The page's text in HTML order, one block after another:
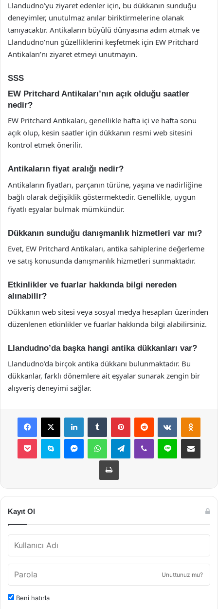
Llandudno’yu ziyaret edenler için, bu dükkanın sunduğu
deneyimler, unutulmaz anılar biriktirmelerine olanak
tanıyacaktır. Antikaların büyülü dünyasına adım atmak ve
Llandudno’nun güzelliklerini keşfetmek için EW Pritchard
Antikaları’nı ziyaret etmeyi unutmayın.
SSS
EW Pritchard Antikaları’nın açık olduğu saatler
nedir?
EW Pritchard Antikaları, genellikle hafta içi ve hafta sonu
açık olup, kesin saatler için dükkanın resmi web sitesini
kontrol etmek önerilir.
Antikaların fiyat aralığı nedir?
Antikaların fiyatları, parçanın türüne, yaşına ve nadirliğine
bağlı olarak değişiklik göstermektedir. Genellikle, uygun
fiyatlı eşyalar bulmak mümkündür.
Dükkanın sunduğu danışmanlık hizmetleri var mı?
Evet, EW Pritchard Antikaları, antika sahiplerine değerleme
ve satış konusunda danışmanlık hizmetleri sunmaktadır.
Etkinlikler ve fuarlar hakkında bilgi nereden
alınabilir?
Dükkanın web sitesi veya sosyal medya hesapları üzerinden
düzenlenen etkinlikler ve fuarlar hakkında bilgi alabilirsiniz.
Llandudno’da başka hangi antika dükkanları var?
Llandudno’da birçok antika dükkanı bulunmaktadır. Bu
dükkanlar, farklı dönemlere ait eşyalar sunarak zengin bir
alışveriş deneyimi sağlar.
Facebook
X LinkedInTumblr PinterestReddit VKontakte
Pocket Skype MessengerWhatsAppTelegramViber Line E-Posta ile
Yazdır
Kayıt Ol
Unuttunuz mu?
Beni hatırla